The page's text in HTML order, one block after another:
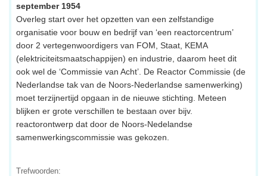
september 1954
Overleg start over het opzetten van een zelfstandige
organisatie voor bouw en bedrijf van ‘een reactorcentrum’
door 2 vertegenwoordigers van FOM, Staat, KEMA
(elektriciteitsmaatschappijen) en industrie, daarom heet dit
ook wel de ‘Commissie van Acht’. De Reactor Commissie (de
Nederlandse tak van de Noors-Nederlandse samenwerking)
moet terzijnertijd opgaan in de nieuwe stichting. Meteen
blijken er grote verschillen te bestaan over bijv.
reactorontwerp dat door de Noors-Nedelandse
samenwerkingscommissie was gekozen.
Trefwoorden: